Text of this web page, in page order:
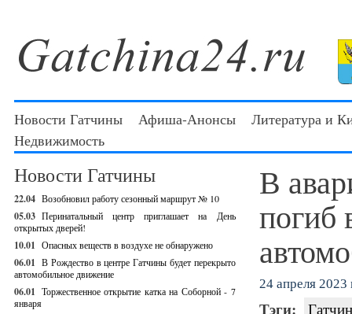
Новости Гатчины Афиша-Анонсы
Литература и
Недвижимость
Новости Гатчины
22.04 Возобновил работу сезонный маршрут № 10
05.03 Перинатальный центр приглашает на День
открытых дверей!
10.01 Опасных веществ в воздухе не обнаружено
06.01 В Рождество в центре Гатчины будет перекрыто
автомобильное движение
06.01 Торжественное открытие катка на Соборной - 7
января
В
погиб
24 апреля 2023
Тэги: